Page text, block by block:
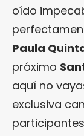
oído
Paula
próximo
aquí no
exclusiva